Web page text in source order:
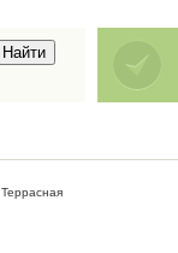
Террасная